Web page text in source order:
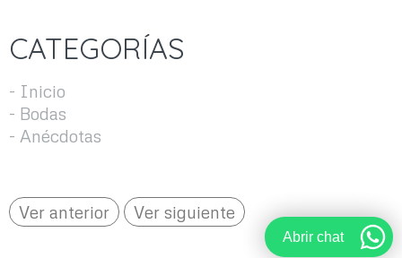
CATEGORÍAS
- Inicio
- Bodas
- Anécdotas
Ver anterior Ver siguiente
Abrir chat